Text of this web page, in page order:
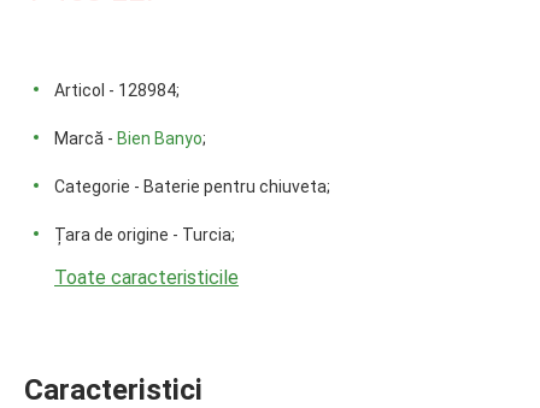
Articol - 128984;
Marcă - Bien Banyo;
Categorie - Baterie pentru chiuveta;
Țara de origine - Turcia;
Toate caracteristicile
Caracteristici